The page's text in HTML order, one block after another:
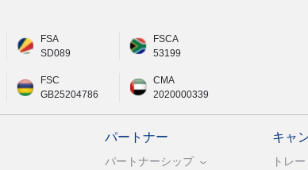
FSA
SD089
FSCA
53199
FSC
GB25204786
CMA
2020000339
パートナー
パートナーシップ
キャ
トレ